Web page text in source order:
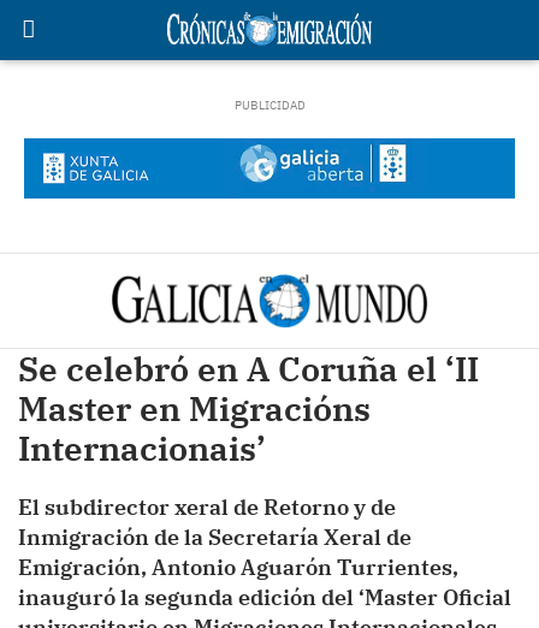
Se celebró en A Coruña el ‘II
Master en Migracións
Internacionais’
El subdirector xeral de Retorno y de
Inmigración de la Secretaría Xeral de
Emigración, Antonio Aguarón Turrientes,
inauguró la segunda edición del ‘Master Oficial